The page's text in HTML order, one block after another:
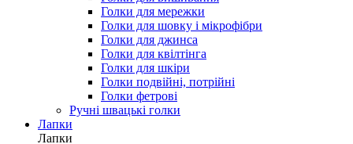
Голки для мережки
Голки для шовку і мікрофібри
Голки для джинса
Голки для квілтінга
Голки для шкіри
Голки подвійні, потрійні
Голки фетрові
Ручні швацькі голки
Лапки
Лапки